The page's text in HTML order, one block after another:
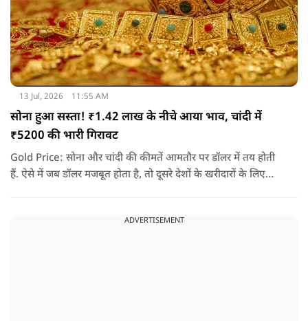
13 Jul, 2026 11:55 AM
सोना हुआ सस्ता! ₹1.42 लाख के नीचे आया भाव, चांदी में
₹5200 की भारी गिरावट
Gold Price: सोना और चांदी की कीमतें आमतौर पर डॉलर में तय होती
हैं. ऐसे में जब डॉलर मजबूत होता है, तो दूसरे देशों के खरीदारों के लिए
ADVERTISEMENT